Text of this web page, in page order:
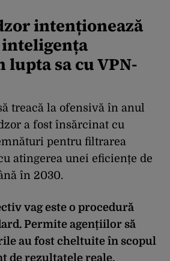
intenționează
sa cu VPN-
treacă la ofensivă în anul
a fost însărcinat cu
pentru filtrarea
atingerea unei eficiențe de
în 2030.
vag este o procedură
Permite agențiilor să
au fost cheltuite în scopul
de rezultatele reale.